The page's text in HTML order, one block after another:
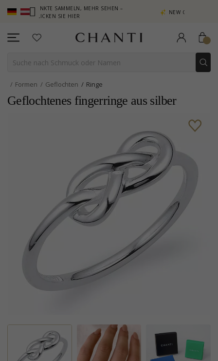
SAMMELN, MEHR SEHEN –
SIE HIER
NEW COLLECTION | AURA
Formen Geflochten Ringe
Geflochtenes fingerringe aus silber